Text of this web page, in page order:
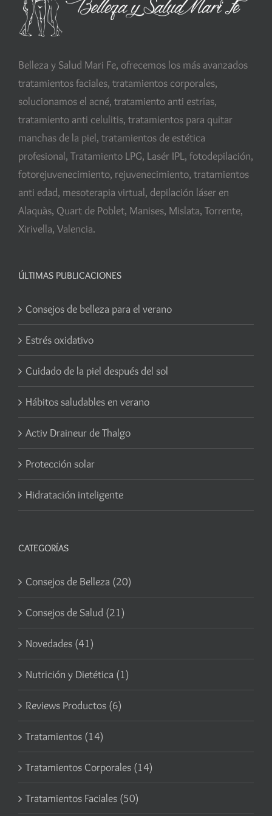
Belleza y Salud Mari Fe, ofrecemos los más avanzados
tratamientos faciales, tratamientos corporales,
solucionamos el acné, tratamiento anti estrías,
tratamiento anti celulitis, tratamientos para quitar
manchas de la piel, tratamientos de estética
profesional, Tratamiento LPG, Lasér IPL, fotodepilación,
fotorejuvenecimiento, rejuvenecimiento, tratamientos
anti edad, mesoterapia virtual, depilación láser en
Alaquàs, Quart de Poblet, Manises, Mislata, Torrente,
Xirivella, Valencia.
ÚLTIMAS PUBLICACIONES
Consejos de belleza para el verano
Estrés oxidativo
Cuidado de la piel después del sol
Hábitos saludables en verano
Activ Draineur de Thalgo
Protección solar
Hidratación inteligente
CATEGORÍAS
Consejos de Belleza (20)
Consejos de Salud (21)
Novedades (41)
Nutrición y Dietética (1)
Reviews Productos (6)
Tratamientos (14)
Tratamientos Corporales (14)
Tratamientos Faciales (50)